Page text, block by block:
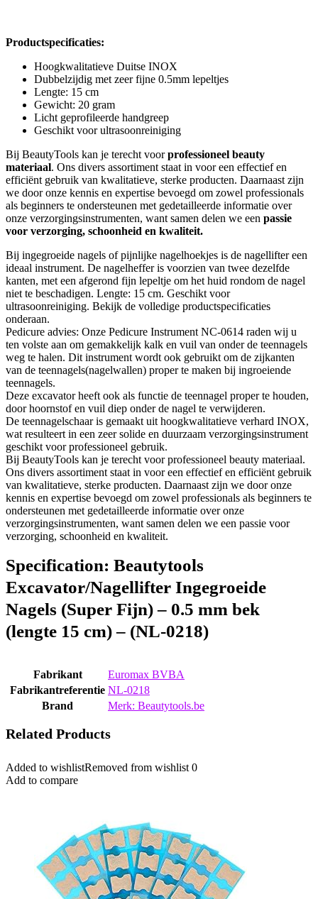
Productspecificaties:
Hoogkwalitatieve Duitse INOX
Dubbelzijdig met zeer fijne 0.5mm lepeltjes
Lengte: 15 cm
Gewicht: 20 gram
Licht geprofileerde handgreep
Geschikt voor ultrasoonreiniging
Bij BeautyTools kan je terecht voorprofessioneel beauty
materiaal. Ons divers assortiment staat in voor een effectief en
efficiënt gebruik van kwalitatieve, sterke producten. Daarnaast zijn
we door onze kennis en expertise bevoegd om zowel professionals
als beginners te ondersteunen met gedetailleerde informatie over
onze verzorgingsinstrumenten, want samen delen we een passie
voor verzorging, schoonheid en kwaliteit.
Bij ingegroeide nagels of pijnlijke nagelhoekjes is de nagellifter een
ideaal instrument. De nagelheffer is voorzien van twee dezelfde
kanten, met een afgerond fijn lepeltje om het huid rondom de nagel
niet te beschadigen. Lengte: 15 cm. Geschikt voor
ultrasoonreiniging. Bekijk de volledige productspecificaties
onderaan.
Pedicure advies: Onze Pedicure Instrument NC-0614 raden wij u
ten volste aan om gemakkelijk kalk en vuil van onder de teennagels
weg te halen. Dit instrument wordt ook gebruikt om de zijkanten
van de teennagels(nagelwallen) proper te maken bij ingroeiende
teennagels.
Deze excavator heeft ook als functie de teennagel proper te houden,
door hoornstof en vuil diep onder de nagel te verwijderen.
De teennagelschaar is gemaakt uit hoogkwalitatieve verhard INOX,
wat resulteert in een zeer solide en duurzaam verzorgingsinstrument
geschikt voor professioneel gebruik.
Bij BeautyTools kan je terecht voor professioneel beauty materiaal.
Ons divers assortiment staat in voor een effectief en efficiënt gebruik
van kwalitatieve, sterke producten. Daarnaast zijn we door onze
kennis en expertise bevoegd om zowel professionals als beginners te
ondersteunen met gedetailleerde informatie over onze
verzorgingsinstrumenten, want samen delen we een passie voor
verzorging, schoonheid en kwaliteit.
Specification: Beautytools
Excavator/Nagellifter Ingegroeide
Nagels (Super Fijn) – 0.5 mm bek
(lengte 15 cm) – (NL-0218)
Fabrikant
‎Euromax BVBA
Fabrikantreferentie ‎NL-0218
Brand
Merk: Beautytools.be
Related Products
Added to wishlistRemoved from wishlist 0
Add to compare